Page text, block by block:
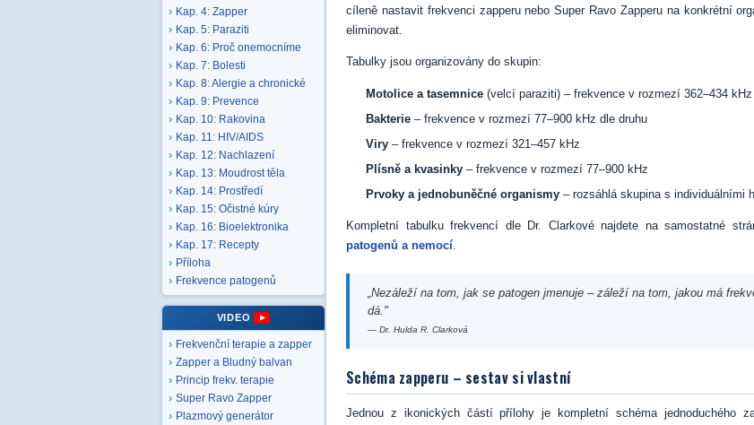
Kap. 4: Zapper
Kap. 5: Paraziti
Kap. 6: Proč onemocníme
Kap. 7: Bolesti
Kap. 8: Alergie a chronické
Kap. 9: Prevence
Kap. 10: Rakovina
Kap. 11: HIV/AIDS
Kap. 12: Nachlazení
Kap. 13: Moudrost těla
Kap. 14: Prostředí
Kap. 15: Očistné kúry
Kap. 16: Bioelektronika
Kap. 17: Recepty
Příloha
Frekvence patogenů
VIDEO
Frekvenční terapie a zapper
Zapper a Bludný balvan
Princip frekv. terapie
Super Ravo Zapper
Plazmový generátor
cíleně nastavit frekvenci zapperu nebo Super Ravo Zapperu na konkrétní
eliminovat.
Tabulky jsou organizovány do skupin:
Motolice a tasemnice (velcí paraziti) – frekvence v rozmezí 362–434 kHz
Bakterie – frekvence v rozmezí 77–900 kHz dle druhu
Viry – frekvence v rozmezí 321–457 kHz
Plísně a kvasinky – frekvence v rozmezí 77–900 kHz
Prvoky a jednobuněčné organismy – rozsáhlá skupina s individuálními
Kompletní tabulku frekvencí dle Dr. Clarkové najdete na samostatné
patogenů a nemocí.
„Nezáleží na tom, jak se patogen jmenuje – záleží na tom, jakou má
dá."
— Dr. Hulda R. Clarková
Schéma zapperu – sestav si vlastní
Jednou z ikonických částí přílohy je kompletní schéma jednoduchého